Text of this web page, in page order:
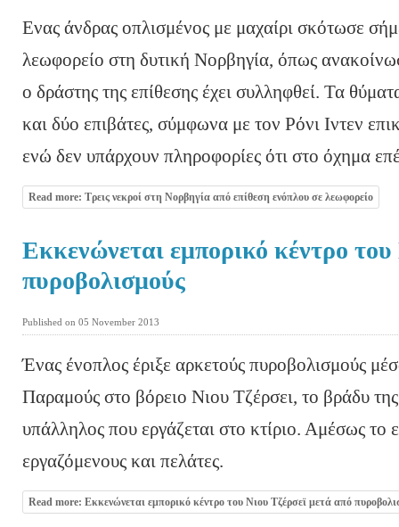
Ενας άνδρας οπλισμένος με μαχαίρι σκότωσε
λεωφορείο στη δυτική Νορβηγία, όπως
ο δράστης της επίθεσης έχει συλληφθεί. Τα
και δύο επιβάτες, σύμφωνα με τον Ρόνι Ιντεν
ενώ δεν υπάρχουν πληροφορίες ότι στο όχημα
Read more: Τρεις νεκροί στη Νορβηγία από επίθεση ενόπλου σε λεωφορείο
Εκκενώνεται εμπορικό κέντρο
πυροβολισμούς
Published on 05 November 2013
Ένας ένοπλος έριξε αρκετούς πυροβολισμούς
Παραμούς στο βόρειο Νιου Τζέρσει, το βράδυ
υπάλληλος που εργάζεται στο κτίριο. Αμέσως
εργαζόμενους και πελάτες.
Read more: Εκκενώνεται εμπορικό κέντρο του Νιου Τζέρσεϊ μετά από